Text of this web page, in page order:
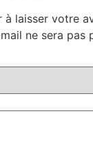
laisser votre
ne sera pas